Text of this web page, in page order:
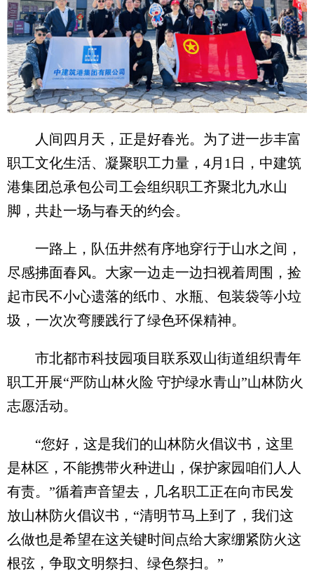
人间四月天，正是好春光。为了进一步丰富
职工文化生活、凝聚职工力量，4月1日，中建筑
港集团总承包公司工会组织职工齐聚北九水山
脚，共赴一场与春天的约会。
一路上，队伍井然有序地穿行于山水之间，
尽感拂面春风。大家一边走一边扫视着周围，捡
起市民不小心遗落的纸巾、水瓶、包装袋等小垃
圾，一次次弯腰践行了绿色环保精神。
市北都市科技园项目联系双山街道组织青年
职工开展“严防山林火险 守护绿水青山”山林防火
志愿活动。
“您好，这是我们的山林防火倡议书，这里
是林区，不能携带火种进山，保护家园咱们人人
有责。”循着声音望去，几名职工正在向市民发
放山林防火倡议书，“清明节马上到了，我们这
么做也是希望在这关键时间点给大家绷紧防火这
根弦，争取文明祭扫、绿色祭扫。”